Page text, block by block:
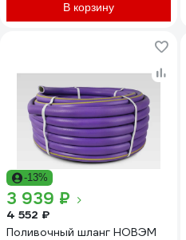
В корзину
-13%
3 939 ₽
4 552 ₽
Поливочный шланг НОВЭМ